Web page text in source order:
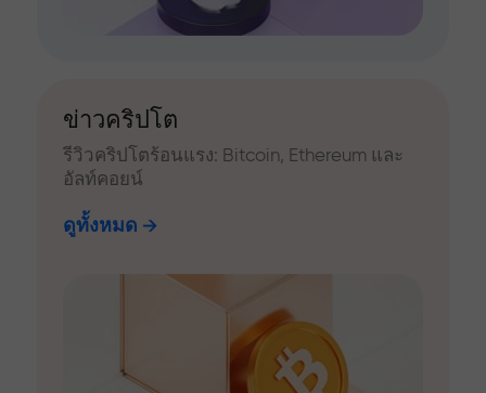
ข่าวคริปโต
รีวิวคริปโตร้อนแรง: Bitcoin, Ethereum และ
อัลท์คอยน์
ดูทั้งหมด